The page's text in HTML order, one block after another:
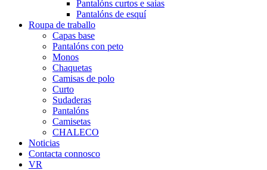
Pantalóns curtos e saias
Pantalóns de esquí
Roupa de traballo
Capas base
Pantalóns con peto
Monos
Chaquetas
Camisas de polo
Curto
Sudaderas
Pantalóns
Camisetas
CHALECO
Noticias
Contacta connosco
VR